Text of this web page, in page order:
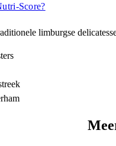
Score?
limburgse